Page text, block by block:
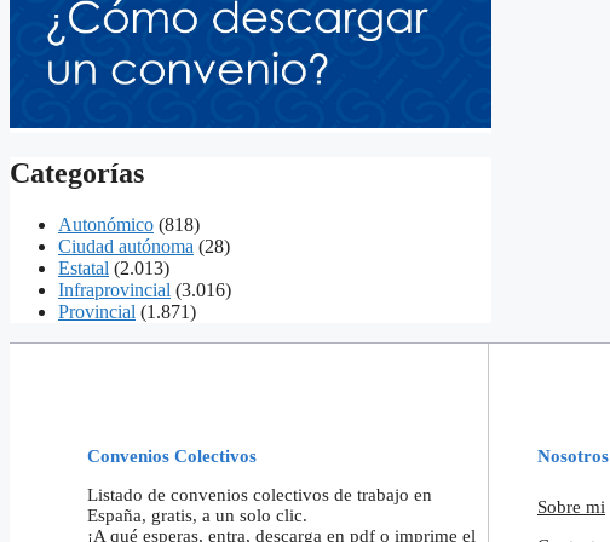
Categorías
Autonómico (818)
Ciudad autónoma (28)
Estatal (2.013)
Infraprovincial (3.016)
Provincial (1.871)
Convenios Colectivos
Listado de convenios colectivos de trabajo en
España, gratis, a un solo clic.
¡A qué esperas, entra, descarga en pdf o imprime el
Nosotros
Sobre mi